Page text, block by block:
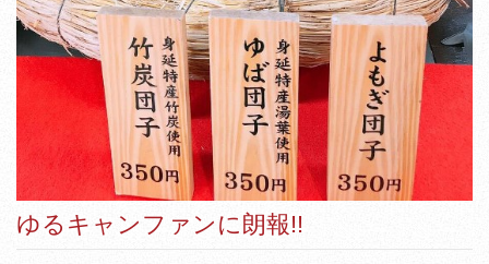
ゆるキャンファンに朗報!!